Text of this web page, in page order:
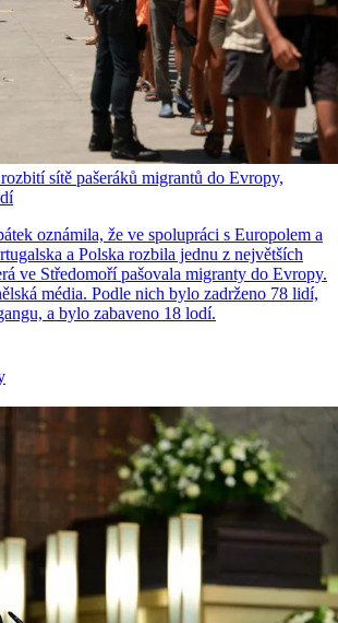
sítě pašeráků migrantů do Evropy,
oznámila, že ve spolupráci s Europolem a
a Polska rozbila jednu z největších
ve Středomoří pašovala migranty do Evropy.
média. Podle nich bylo zadrženo 78 lidí,
a bylo zabaveno 18 lodí.